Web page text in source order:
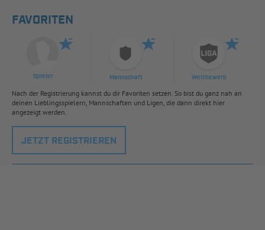
FAVORITEN
Spieler Mannschaft Wettbewerb
Nach der Registrierung kannst du dir Favoriten setzen. So bist du ganz nah an
deinen Lieblingsspielern, Mannschaften und Ligen, die dann direkt hier
angezeigt werden.
JETZT REGISTRIEREN